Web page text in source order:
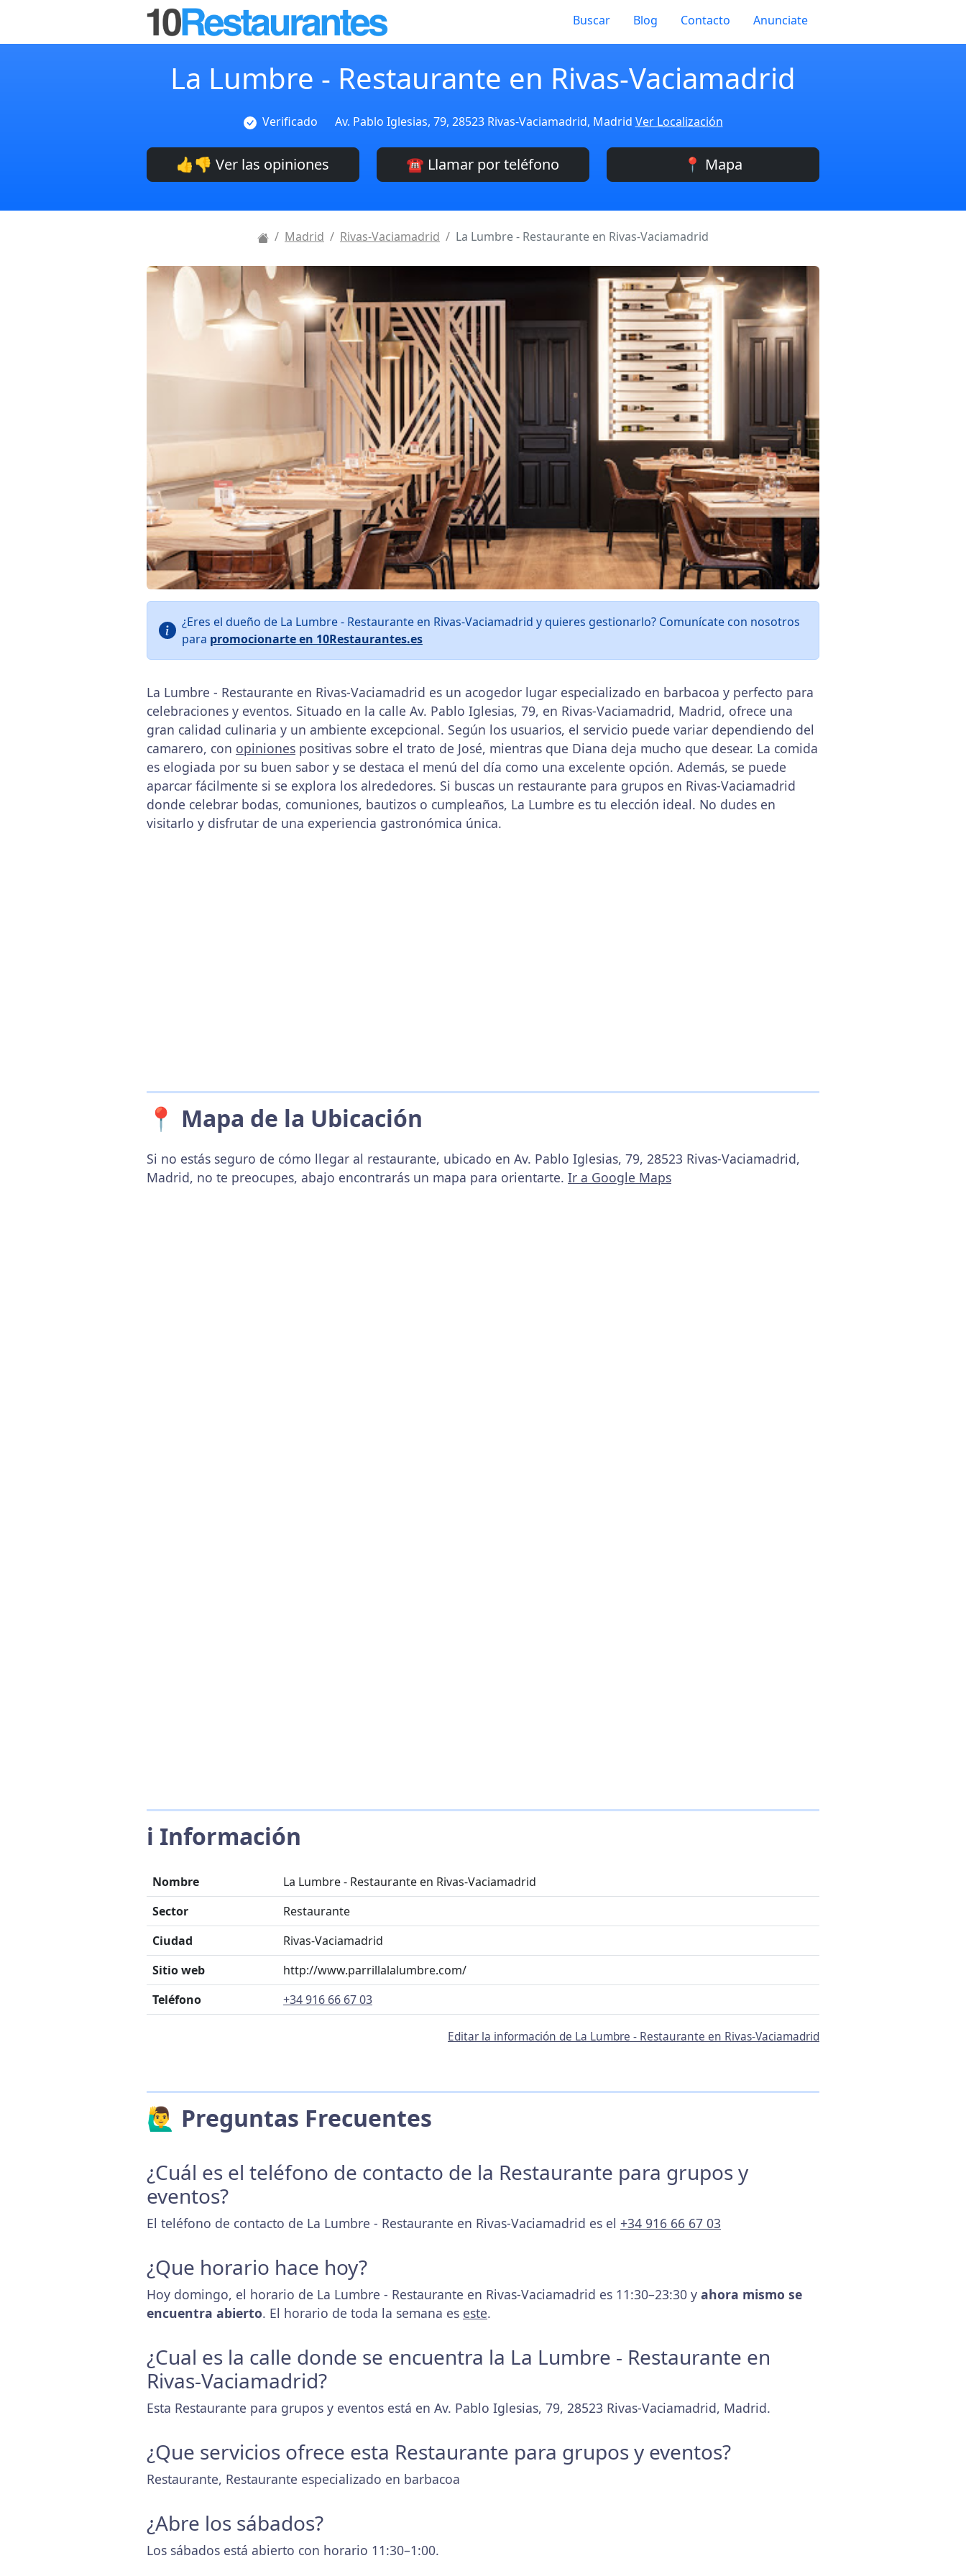
Buscar Blog Contacto Anunciate
La Lumbre - Restaurante en Rivas-Vaciamadrid
Verificado Av. Pablo Iglesias, 79, 28523 Rivas-Vaciamadrid, Madrid Ver Localización
👍👎 Ver las opiniones ☎️ Llamar por teléfono 📍 Mapa
Madrid Rivas-Vaciamadrid La Lumbre - Restaurante en Rivas-Vaciamadrid
¿Eres el dueño de La Lumbre - Restaurante en Rivas-Vaciamadrid y quieres gestionarlo? Comunícate con nosotros
para promocionarte en 10Restaurantes.es
La Lumbre - Restaurante en Rivas-Vaciamadrid es un acogedor lugar especializado en barbacoa y perfecto para
celebraciones y eventos. Situado en la calle Av. Pablo Iglesias, 79, en Rivas-Vaciamadrid, Madrid, ofrece una
gran calidad culinaria y un ambiente excepcional. Según los usuarios, el servicio puede variar dependiendo del
camarero, con opiniones positivas sobre el trato de José, mientras que Diana deja mucho que desear. La comida
es elogiada por su buen sabor y se destaca el menú del día como una excelente opción. Además, se puede
aparcar fácilmente si se explora los alrededores. Si buscas un restaurante para grupos en Rivas-Vaciamadrid
donde celebrar bodas, comuniones, bautizos o cumpleaños, La Lumbre es tu elección ideal. No dudes en
visitarlo y disfrutar de una experiencia gastronómica única.
📍 Mapa de la Ubicación
Si no estás seguro de cómo llegar al restaurante, ubicado en Av. Pablo Iglesias, 79, 28523 Rivas-Vaciamadrid,
Madrid, no te preocupes, abajo encontrarás un mapa para orientarte. Ir a Google Maps
ℹ️ Información
Nombre
La Lumbre - Restaurante en Rivas-Vaciamadrid
Sector
Restaurante
Ciudad
Rivas-Vaciamadrid
Sitio web
http://www.parrillalalumbre.com/
Teléfono
+34 916 66 67 03
Editar la información de La Lumbre - Restaurante en Rivas-Vaciamadrid
🙋‍♂️ Preguntas Frecuentes
¿Cuál es el teléfono de contacto de la Restaurante para grupos y
eventos?
El teléfono de contacto de La Lumbre - Restaurante en Rivas-Vaciamadrid es el +34 916 66 67 03
¿Que horario hace hoy?
Hoy domingo, el horario de La Lumbre - Restaurante en Rivas-Vaciamadrid es 11:30–23:30 y ahora mismo se
encuentra abierto. El horario de toda la semana es este.
¿Cual es la calle donde se encuentra la La Lumbre - Restaurante en
Rivas-Vaciamadrid?
Esta Restaurante para grupos y eventos está en Av. Pablo Iglesias, 79, 28523 Rivas-Vaciamadrid, Madrid.
¿Que servicios ofrece esta Restaurante para grupos y eventos?
Restaurante, Restaurante especializado en barbacoa
¿Abre los sábados?
Los sábados está abierto con horario 11:30–1:00.